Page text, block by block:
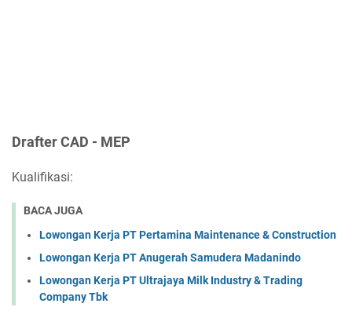
Drafter CAD - MEP
Kualifikasi:
BACA JUGA
Lowongan Kerja PT Pertamina Maintenance & Construction
Lowongan Kerja PT Anugerah Samudera Madanindo
Lowongan Kerja PT Ultrajaya Milk Industry & Trading
Company Tbk